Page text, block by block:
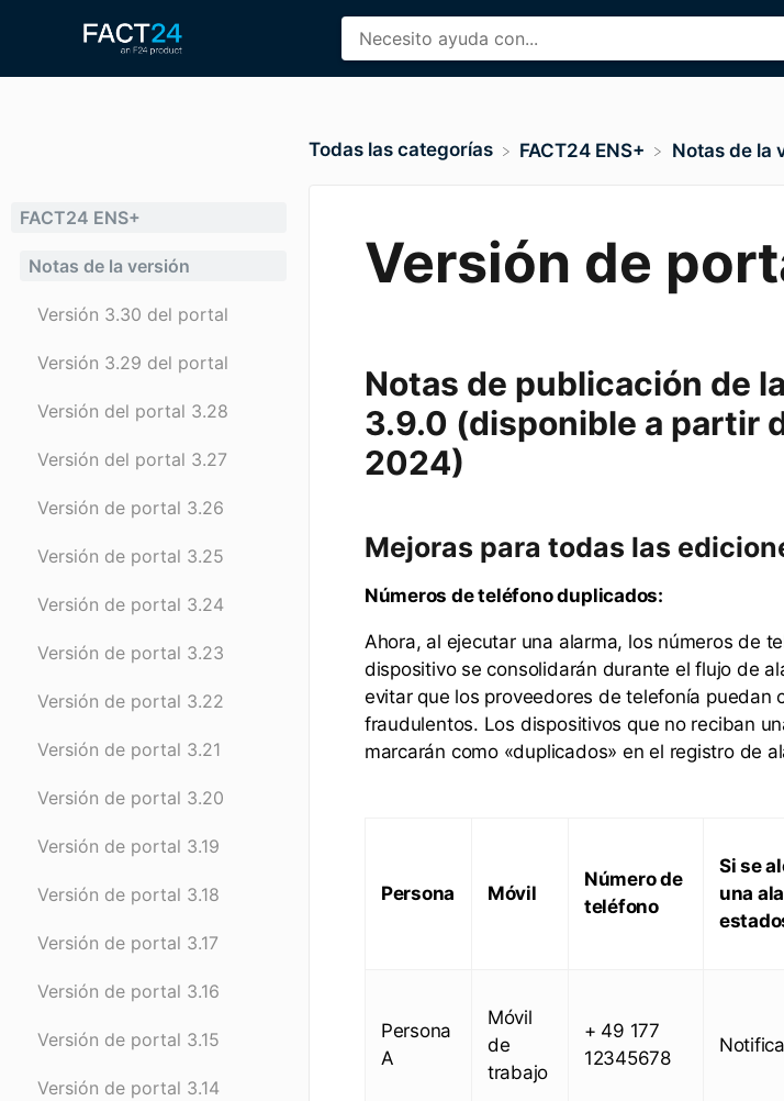
FACT24 ENS+
Notas de la versión
Versión 3.30 del portal
Versión 3.29 del portal
Versión del portal 3.28
Versión del portal 3.27
Versión de portal 3.26
Versión de portal 3.25
Versión de portal 3.24
Versión de portal 3.23
Versión de portal 3.22
Versión de portal 3.21
Versión de portal 3.20
Versión de portal 3.19
Versión de portal 3.18
Versión de portal 3.17
Versión de portal 3.16
Versión de portal 3.15
Versión de portal 3.14
Todas las categorías ​FACT24 ENS+ ​Notas de la
Versión de
Notas de publicación de
3.9.0 (disponible a partir
2024)
Mejoras para todas las
Números de teléfono duplicados:
Ahora, al ejecutar una alarma, los números de
dispositivo se consolidarán durante el flujo de
evitar que los proveedores de telefonía puedan
fraudulentos. Los dispositivos que no reciban
marcarán como «duplicados» en el registro de
Persona Móvil
Número de
teléfono
Si se
una
Persona
A
Móvil
de
trabajo
+ 49 177
12345678